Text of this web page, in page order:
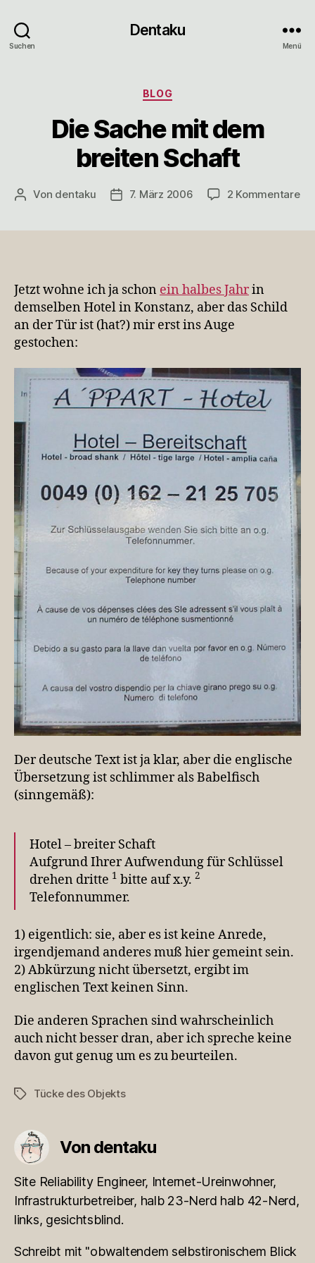
Suchen
Dentaku
Menü
Kategorien
BLOG
Die Sache mit dem
breiten Schaft
Beitragsautor
Von dentaku Veröffentlichungsdatum
7. März 2006 2 Kommentarezu
Jetzt wohne ich ja schon ein halbes Jahrin
demselben Hotel in Konstanz, aber das Schild
an der Tür ist (hat?) mir erst ins Auge
gestochen:
Der deutsche Text ist ja klar, aber die englische
Übersetzung ist schlimmer als Babelfisch
(sinngemäß):
Hotel – breiter Schaft
Aufgrund Ihrer Aufwendung für Schlüssel
drehen dritte 1 bitte auf x.y. 2
Telefonnummer.
1) eigentlich: sie, aber es ist keine Anrede,
irgendjemand anderes muß hier gemeint sein.
2) Abkürzung nicht übersetzt, ergibt im
englischen Text keinen Sinn.
Die anderen Sprachen sind wahrscheinlich
auch nicht besser dran, aber ich spreche keine
davon gut genug um es zu beurteilen.
Schlagwörter
Tücke des Objekts
Von dentaku
Site Reliability Engineer, Internet-Ureinwohner,
Infrastrukturbetreiber, halb 23-Nerd halb 42-Nerd,
links, gesichtsblind.
Schreibt mit "obwaltendem selbstironischem Blick